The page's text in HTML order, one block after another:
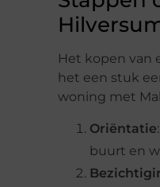
Het kopen van
het een stuk
woning met
Oriëntatie
buurt en